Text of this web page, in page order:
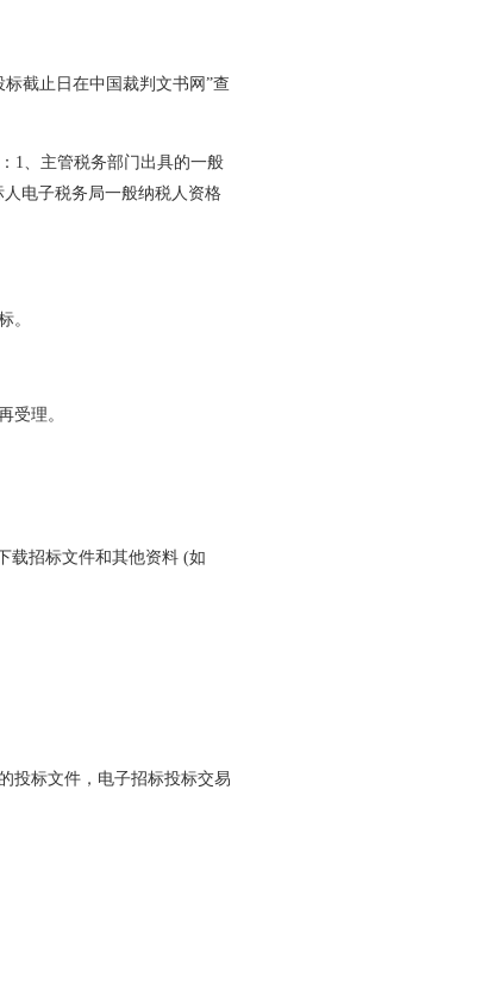
截止日在中国裁判文书网”查
1、主管税务部门出具的一般
电子税务局一般纳税人资格
。
受理。
载招标文件和其他资料 (如
投标文件，电子招标投标交易